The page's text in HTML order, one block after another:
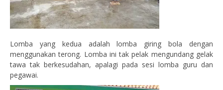
Lomba yang kedua adalah lomba giring bola dengan
menggunakan terong. Lomba ini tak pelak mengundang gelak
tawa tak berkesudahan, apalagi pada sesi lomba guru dan
pegawai.